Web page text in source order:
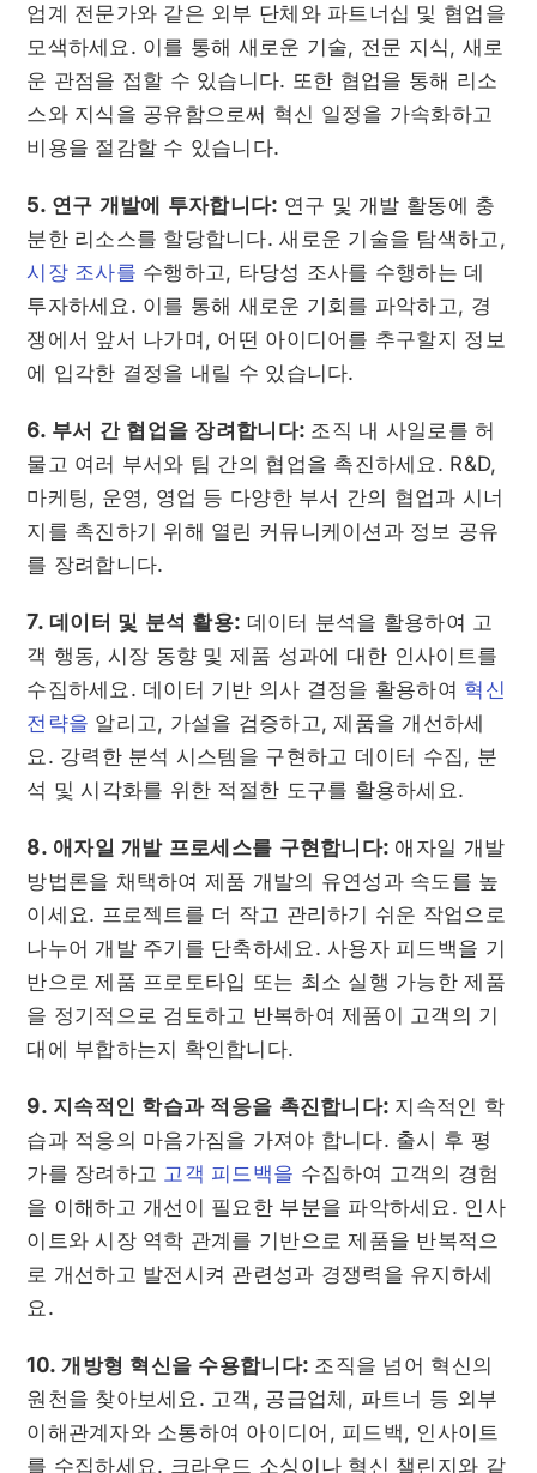
업계 전문가와 같은 외부 단체와 파트너십 및 협업을
모색하세요. 이를 통해 새로운 기술, 전문 지식, 새로
운 관점을 접할 수 있습니다. 또한 협업을 통해 리소
스와 지식을 공유함으로써 혁신 일정을 가속화하고
비용을 절감할 수 있습니다.
5. 연구 개발에 투자합니다: 연구 및 개발 활동에 충
분한 리소스를 할당합니다. 새로운 기술을 탐색하고,
시장 조사를 수행하고, 타당성 조사를 수행하는 데
투자하세요. 이를 통해 새로운 기회를 파악하고, 경
쟁에서 앞서 나가며, 어떤 아이디어를 추구할지 정보
에 입각한 결정을 내릴 수 있습니다.
6. 부서 간 협업을 장려합니다: 조직 내 사일로를 허
물고 여러 부서와 팀 간의 협업을 촉진하세요. R&D,
마케팅, 운영, 영업 등 다양한 부서 간의 협업과 시너
지를 촉진하기 위해 열린 커뮤니케이션과 정보 공유
를 장려합니다.
7. 데이터 및 분석 활용: 데이터 분석을 활용하여 고
객 행동, 시장 동향 및 제품 성과에 대한 인사이트를
수집하세요. 데이터 기반 의사 결정을 활용하여 혁신
전략을 알리고, 가설을 검증하고, 제품을 개선하세
요. 강력한 분석 시스템을 구현하고 데이터 수집, 분
석 및 시각화를 위한 적절한 도구를 활용하세요.
8. 애자일 개발 프로세스를 구현합니다: 애자일 개발
방법론을 채택하여 제품 개발의 유연성과 속도를 높
이세요. 프로젝트를 더 작고 관리하기 쉬운 작업으로
나누어 개발 주기를 단축하세요. 사용자 피드백을 기
반으로 제품 프로토타입 또는 최소 실행 가능한 제품
을 정기적으로 검토하고 반복하여 제품이 고객의 기
대에 부합하는지 확인합니다.
9. 지속적인 학습과 적응을 촉진합니다: 지속적인 학
습과 적응의 마음가짐을 가져야 합니다. 출시 후 평
가를 장려하고 고객 피드백을 수집하여 고객의 경험
을 이해하고 개선이 필요한 부분을 파악하세요. 인사
이트와 시장 역학 관계를 기반으로 제품을 반복적으
로 개선하고 발전시켜 관련성과 경쟁력을 유지하세
요.
10. 개방형 혁신을 수용합니다: 조직을 넘어 혁신의
원천을 찾아보세요. 고객, 공급업체, 파트너 등 외부
이해관계자와 소통하여 아이디어, 피드백, 인사이트
를 수집하세요. 크라우드 소싱이나 혁신 챌린지와 같